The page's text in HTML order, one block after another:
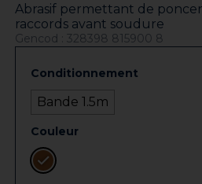
Abrasif permettant de
raccords avant soudure
Gencod : 328398 815900 8
Conditionnement
Bande 1.5m
Couleur